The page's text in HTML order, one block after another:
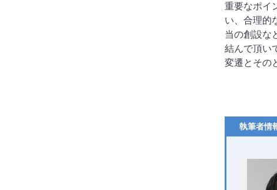
重要なポイ
い、合理的
当の創設な
結んで頂い
変遷とその
執筆者情